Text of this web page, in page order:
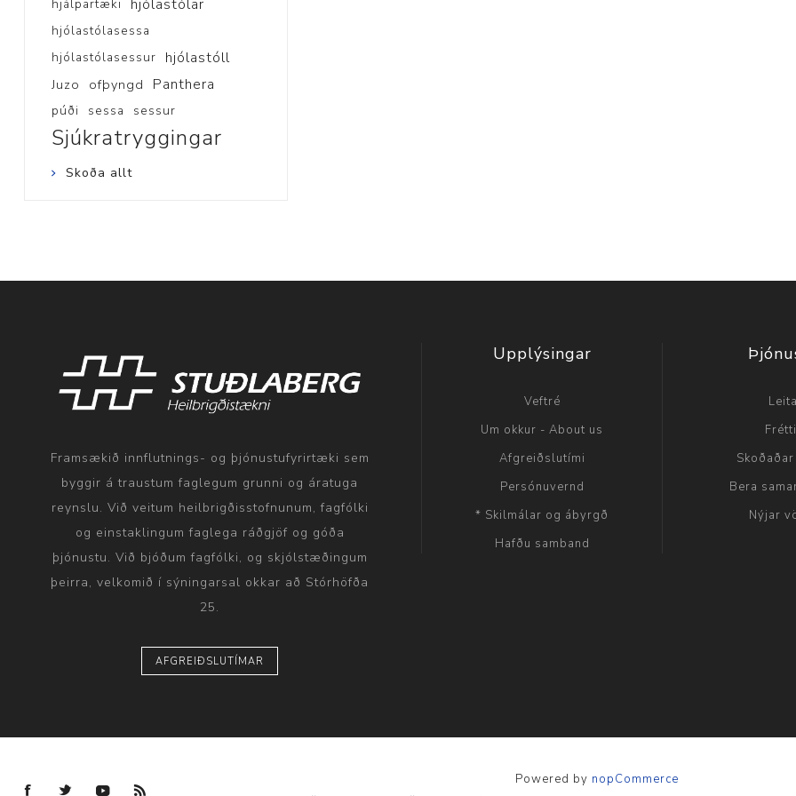
hjálpartæki hjólastólar
hjólastólasessa
hjólastólasessur
hjólastóll
Juzo ofþyngd Panthera
púði sessa sessur
Sjúkratryggingar
Skoða allt
Framsækið innflutnings- og þjónustufyrirtæki sem
byggir á traustum faglegum grunni og áratuga
reynslu. Við veitum heilbrigðisstofnunum, fagfólki
og einstaklingum faglega ráðgjöf og góða
þjónustu. Við bjóðum fagfólki, og skjólstæðingum
þeirra, velkomið í sýningarsal okkar að Stórhöfða
25.
AFGREIÐSLUTÍMAR
Upplýsingar
Veftré
Um okkur - About us
Afgreiðslutími
Persónuvernd
* Skilmálar og ábyrgð
Hafðu samband
Bera
Nýjar
Powered by nopCommerce